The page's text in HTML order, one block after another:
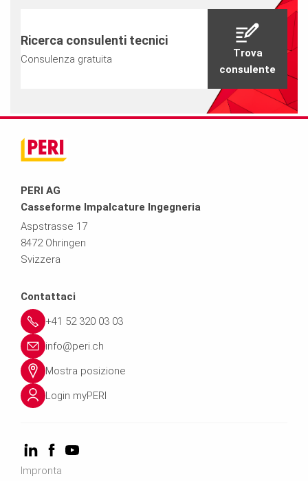
Ricerca consulenti tecnici
Consulenza gratuita
Trova
consulente
PERI AG
Casseforme Impalcature Ingegneria
Aspstrasse 17
8472 Ohringen
Svizzera
Contattaci
+41 52 320 03 03
info@peri.ch
Mostra posizione
Login myPERI
Impronta